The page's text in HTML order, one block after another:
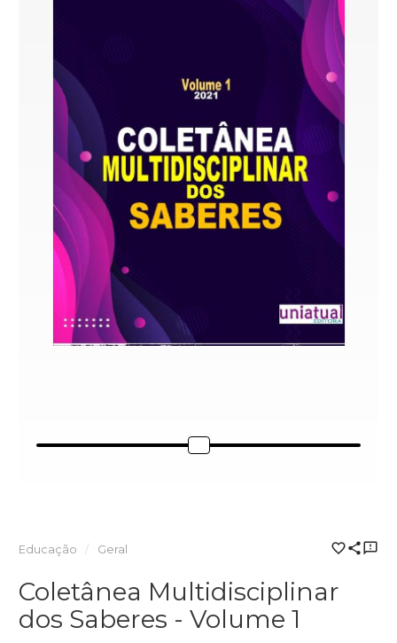
Educação Geral
Coletânea Multidisciplinar
dos Saberes - Volume 1